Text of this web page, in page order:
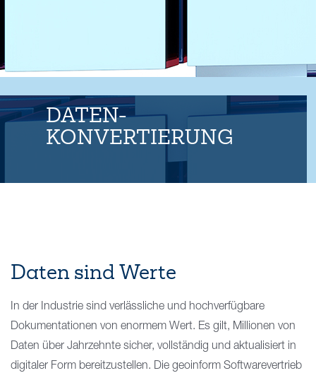
DATEN-
KONVERTIERUNG
Daten sind Werte
In der Industrie sind verlässliche und hochverfügbare
Dokumentationen von enormem Wert. Es gilt, Millionen von
Daten über Jahrzehnte sicher, vollständig und aktualisiert in
digitaler Form bereitzustellen. Die geoinform Softwarevertrieb